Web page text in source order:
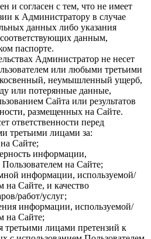
и согласен с тем, что не имеет
к Администратору в случае
данных либо указания
данным,
паспорте.
Администратор не несет
или любыми третьими
неумышленный ущерб,
или потерянные данные,
Сайта или результатов
размещенных на Сайте.
ответственности перед
третьими лицами за:
Сайте;
информации,
на Сайте;
информации, используемой/
на Сайте, и качество
работ/услуг;
информации, используемой/
на Сайте;
третьими лицами претензий к